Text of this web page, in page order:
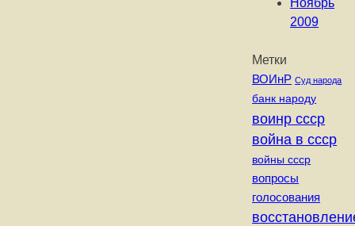
Ноябрь
2009
Метки
ВОИнР Суд народа
банк народу
воинр ссср
война в ссср
войны ссср
вопросы
голосования